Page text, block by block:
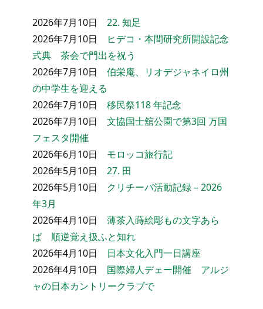
2026年7月10日 22. 知足
2026年7月10日
ヒデコ・本間研究所開設記念
式典 茶会で門出を祝う
2026年7月10日 伯栄庵、リオデジャネイロ州
の中学生を迎える
2026年7月10日 移民祭118 年記念
2026年7月10日 文協国士舘公園で第3回 万国
フェスタ開催
2026年6月10日 モロッコ旅行記
2026年5月10日 27. 田
2026年5月10日 クリチーバ活動記録 – 2026
年3月
2026年4月10日 薄茶入蒔絵彫もの文字あら
ば 順逆覚え扱ふと知れ
2026年4月10日 日本文化入門一日講座
2026年4月10日 国際婦人デェー開催 アルジ
ャの日本カントリークラブで